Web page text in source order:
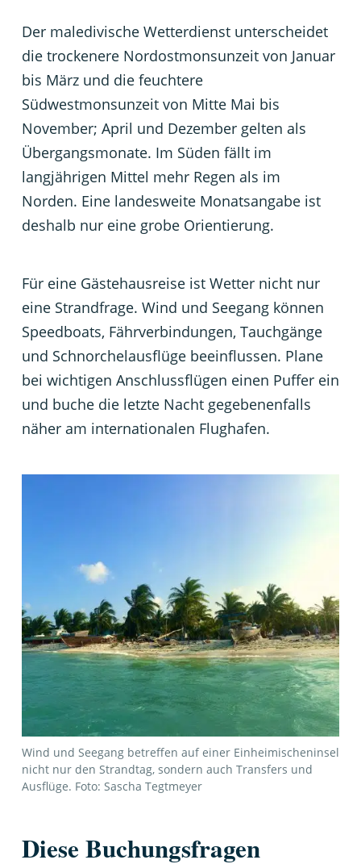
Der maledivische Wetterdienst unterscheidet
die trockenere Nordostmonsunzeit von Januar
bis März und die feuchtere
Südwestmonsunzeit von Mitte Mai bis
November; April und Dezember gelten als
Übergangsmonate. Im Süden fällt im
langjährigen Mittel mehr Regen als im
Norden. Eine landesweite Monatsangabe ist
deshalb nur eine grobe Orientierung.
Für eine Gästehausreise ist Wetter nicht nur
eine Strandfrage. Wind und Seegang können
Speedboats, Fährverbindungen, Tauchgänge
und Schnorchelausflüge beeinflussen. Plane
bei wichtigen Anschlussflügen einen Puffer ein
und buche die letzte Nacht gegebenenfalls
näher am internationalen Flughafen.
Wind und Seegang betreffen auf einer Einheimischeninsel
nicht nur den Strandtag, sondern auch Transfers und
Ausflüge. Foto: Sascha Tegtmeyer
Diese Buchungsfragen